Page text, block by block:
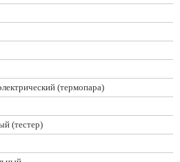
(термопара)
(тестер)